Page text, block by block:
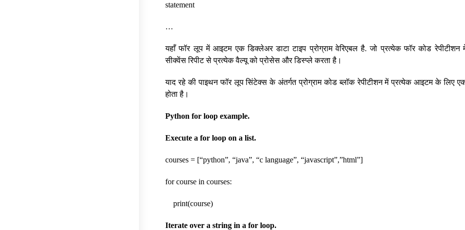
statement
…
यहाँ फॉर लूप में आइटम एक डिक्लेअर डाटा टाइप प्रोग्राम वेरिएबल है. जो प्रत्येक फॉर कोड रेपीटीशन
सीक्वेंस रिपीट से प्रत्येक वैल्यू को प्रोसेस और डिस्प्ले करता है।
याद रहे की पाइथन फॉर लूप सिंटेक्स के अंतर्गत प्रोग्राम कोड ब्लॉक रेपीटीशन में प्रत्येक आइटम के लिए
होता है।
Python for loop example.
Execute a for loop on a list.
courses = [“python”, “java”, “c language”, “javascript”,”html”]
for course in courses:
print(course)
Iterate over a string in a for loop.